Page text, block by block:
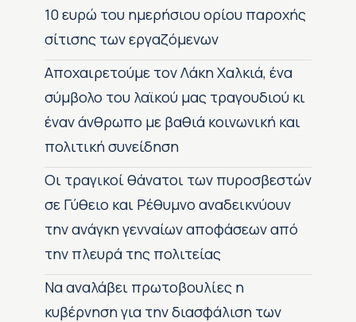
10 ευρώ του ημερήσιου ορίου παροχής
σίτισης των εργαζόμενων
Αποχαιρετούμε τον Λάκη Χαλκιά, ένα
σύμβολο του λαϊκού μας τραγουδιού κι
έναν άνθρωπο με βαθιά κοινωνική και
πολιτική συνείδηση
Οι τραγικοί θάνατοι των πυροσβεστών
σε Γύθειο και Ρέθυμνο αναδεικνύουν
την ανάγκη γενναίων αποφάσεων από
την πλευρά της πολιτείας
Να αναλάβει πρωτοβουλίες η
κυβέρνηση για την διασφάλιση των